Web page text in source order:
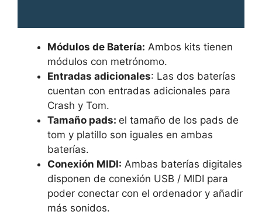
Módulos de Batería: Ambos kits tienen
módulos con metrónomo.
Entradas adicionales: Las dos baterías
cuentan con entradas adicionales para
Crash y Tom.
Tamaño pads: el tamaño de los pads de
tom y platillo son iguales en ambas
baterías.
Conexión MIDI: Ambas baterías digitales
disponen de conexión USB / MIDI para
poder conectar con el ordenador y añadir
más sonidos.